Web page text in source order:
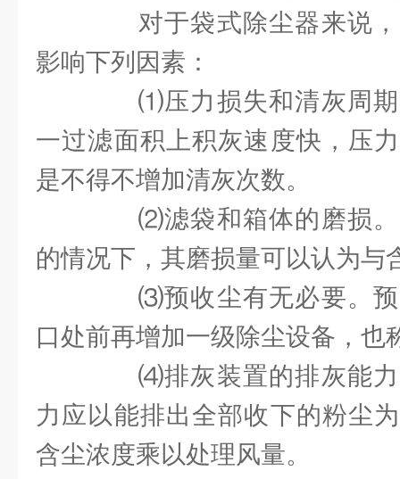
对于袋式除尘器来说，
影响下列因素：
⑴压力损失和清灰周期
一过滤面积上积灰速度快，压
是不得不增加清灰次数。
⑵滤袋和箱体的磨损。
的情况下，其磨损量可以认为与
⑶预收尘有无必要。预
口处前再增加一级除尘设备，也
⑷排灰装置的排灰能力
力应以能排出全部收下的粉尘
含尘浓度乘以处理风量。